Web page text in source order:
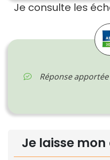
Je consulte les
Réponse
Je laisse